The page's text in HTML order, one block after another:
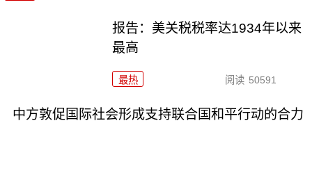
报告：美关税税率达1934年以来
最高
最热 阅读 50591
中方敦促国际社会形成支持联合国和平行动的合力